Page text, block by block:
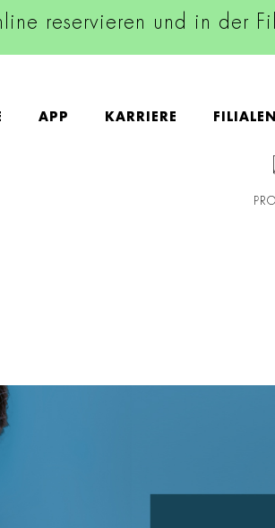
reservieren und in der
APP KARRIERE FILIALEN